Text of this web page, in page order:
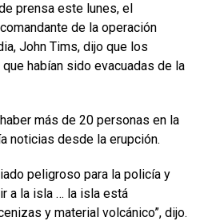
prensa este lunes, el
de la operación
John Tims, dijo que los
habían sido evacuadas de la
más de 20 personas en la
noticias desde la erupción.
peligroso para la policía y
a la isla … la isla está
y material volcánico”, dijo.